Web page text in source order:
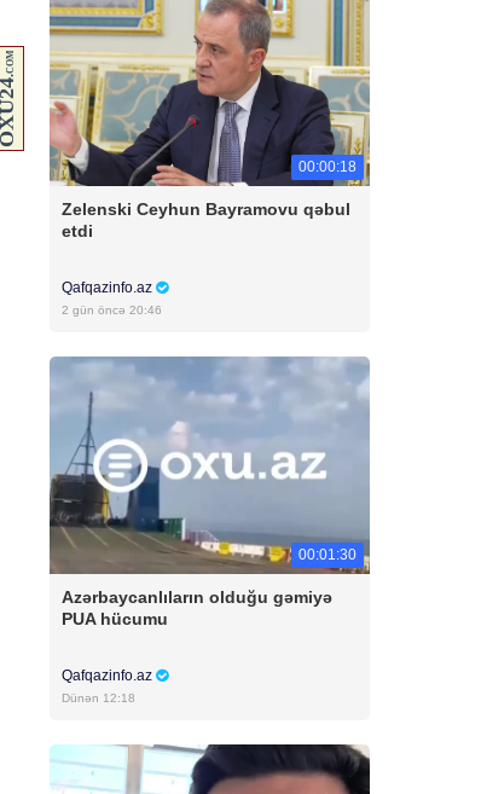
00:00:18
Zelenski Ceyhun Bayramovu qəbul
etdi
Qafqazinfo.az
2 gün öncə 20:46
00:01:30
Azərbaycanlıların olduğu gəmiyə
PUA hücumu
Qafqazinfo.az
Dünən 12:18